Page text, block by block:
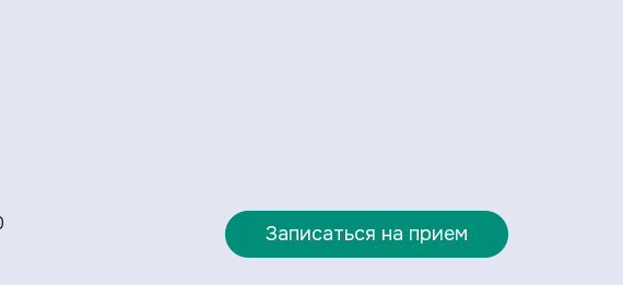
Записаться на прием